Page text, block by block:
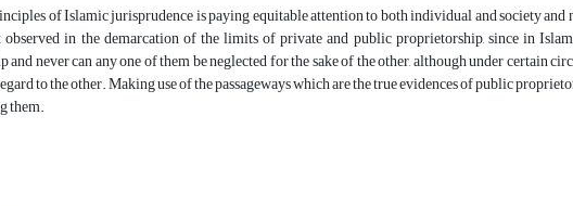
of Islamic jurisprudence is paying equitable attention to both individual and society
in the demarcation of the limits of private and public proprietorship, since in
never can any one of them be neglected for the sake of the other, although under certain
to the other. Making use of the passageways which are the true evidences of public
them.